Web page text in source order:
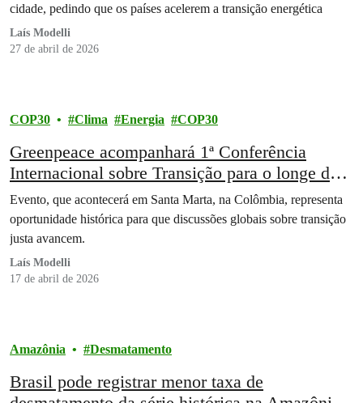
cidade, pedindo que os países acelerem a transição energética
Laís Modelli
27 de abril de 2026
COP30 Clima Energia COP30
Greenpeace acompanhará 1ª Conferência
Internacional sobre Transição para o longe dos
Combustíveis Fósseis
Evento, que acontecerá em Santa Marta, na Colômbia, representa
oportunidade histórica para que discussões globais sobre transição
justa avancem.
Laís Modelli
17 de abril de 2026
Amazônia Desmatamento
Brasil pode registrar menor taxa de